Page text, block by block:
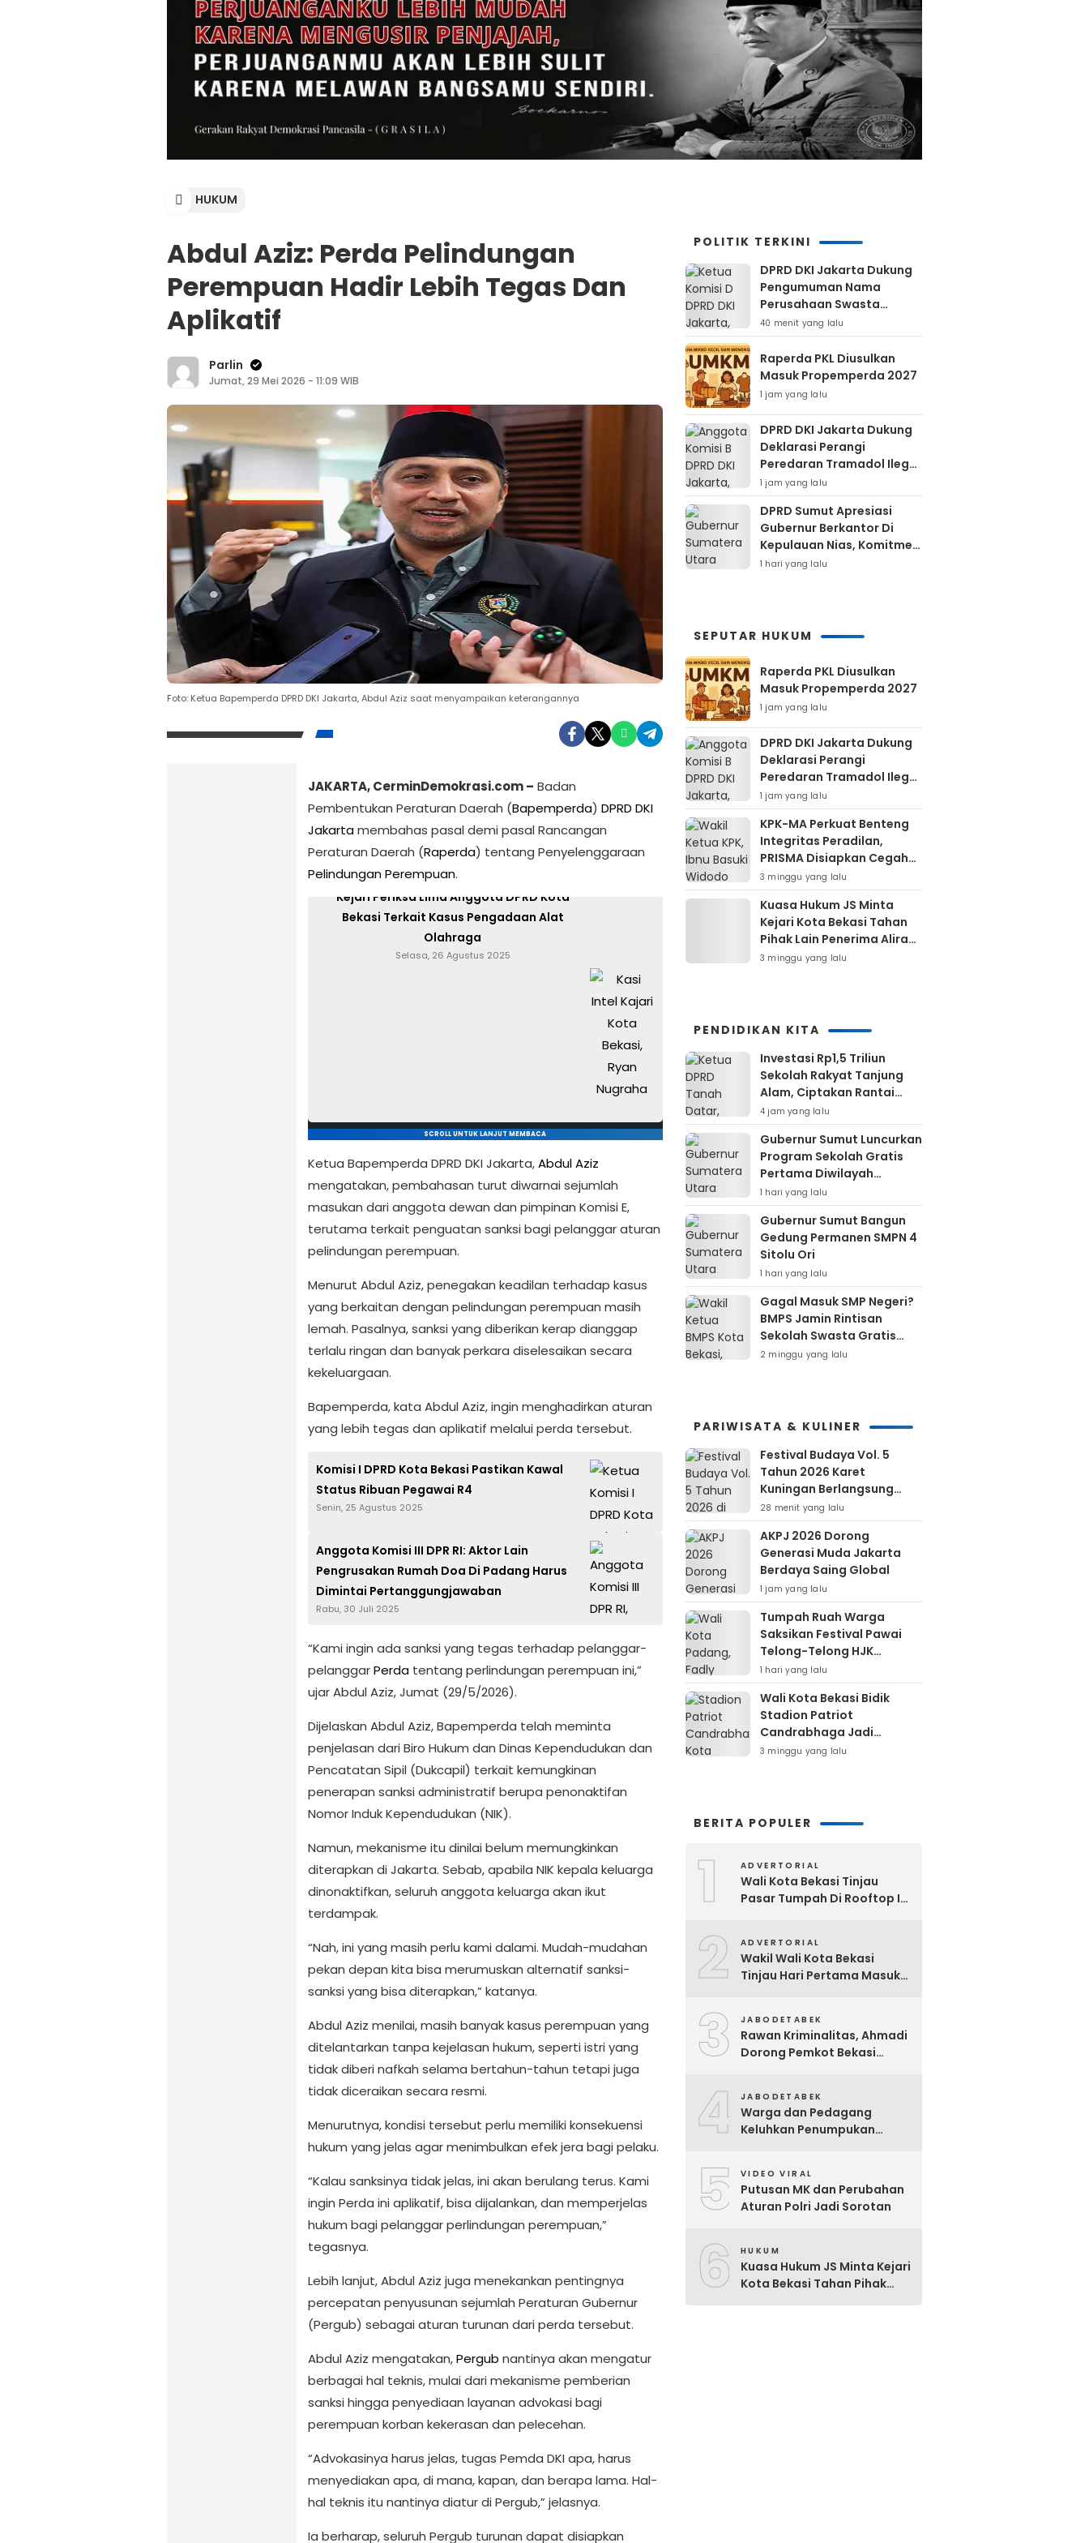
HUKUM
Abdul Aziz: Perda Pelindungan
Perempuan Hadir Lebih Tegas Dan
Aplikatif
Parlin
Jumat, 29 Mei 2026 - 11:09 WIB
Foto: Ketua Bapemperda DPRD DKI Jakarta, Abdul Aziz saat menyampaikan keterangannya
JAKARTA, CerminDemokrasi.com – Badan
Pembentukan Peraturan Daerah (Bapemperda) DPRD DKI
Jakartamembahas pasal demi pasal Rancangan
Peraturan Daerah (Raperda) tentang Penyelenggaraan
Pelindungan Perempuan.
SCROLL UNTUK LANJUT MEMBACA
Kunjungi Website Resmi Cermin Demokrasi
Kejari Periksa Lima Anggota DPRD Kota
Bekasi Terkait Kasus Pengadaan Alat
Olahraga
Selasa, 26 Agustus 2025
Ketua Bapemperda DPRD DKI Jakarta,Abdul Aziz
mengatakan, pembahasan turut diwarnai sejumlah
masukan dari anggota dewan dan pimpinan Komisi E,
terutama terkait penguatan sanksi bagi pelanggar aturan
pelindungan perempuan.
Menurut Abdul Aziz, penegakan keadilan terhadap kasus
yang berkaitan dengan pelindungan perempuan masih
lemah. Pasalnya, sanksi yang diberikan kerap dianggap
terlalu ringan dan banyak perkara diselesaikan secara
kekeluargaan.
Bapemperda, kata Abdul Aziz, ingin menghadirkan aturan
yang lebih tegas dan aplikatif melalui perda tersebut.
Komisi I DPRD Kota Bekasi Pastikan Kawal
Status Ribuan Pegawai R4
Senin, 25 Agustus 2025
Anggota Komisi III DPR RI: Aktor Lain
Pengrusakan Rumah Doa Di Padang Harus
Dimintai Pertanggungjawaban
Rabu, 30 Juli 2025
“Kami ingin ada sanksi yang tegas terhadap pelanggar-
pelanggarPerdatentang perlindungan perempuan ini,”
ujar Abdul Aziz, Jumat (29/5/2026).
Dijelaskan Abdul Aziz, Bapemperda telah meminta
penjelasan dari Biro Hukum dan Dinas Kependudukan dan
Pencatatan Sipil (Dukcapil) terkait kemungkinan
penerapan sanksi administratif berupa penonaktifan
Nomor Induk Kependudukan (NIK).
Namun, mekanisme itu dinilai belum memungkinkan
diterapkan di Jakarta. Sebab, apabila NIK kepala keluarga
dinonaktifkan, seluruh anggota keluarga akan ikut
terdampak.
“Nah, ini yang masih perlu kami dalami. Mudah-mudahan
pekan depan kita bisa merumuskan alternatif sanksi-
sanksi yang bisa diterapkan,” katanya.
Abdul Aziz menilai, masih banyak kasus perempuan yang
ditelantarkan tanpa kejelasan hukum, seperti istri yang
tidak diberi nafkah selama bertahun-tahun tetapi juga
tidak diceraikan secara resmi.
Menurutnya, kondisi tersebut perlu memiliki konsekuensi
hukum yang jelas agar menimbulkan efek jera bagi pelaku.
“Kalau sanksinya tidak jelas, ini akan berulang terus. Kami
ingin Perda ini aplikatif, bisa dijalankan, dan memperjelas
hukum bagi pelanggar perlindungan perempuan,”
tegasnya.
Lebih lanjut, Abdul Aziz juga menekankan pentingnya
percepatan penyusunan sejumlah Peraturan Gubernur
(Pergub) sebagai aturan turunan dari perda tersebut.
Abdul Aziz mengatakan,Pergub nantinya akan mengatur
berbagai hal teknis, mulai dari mekanisme pemberian
sanksi hingga penyediaan layanan advokasi bagi
perempuan korban kekerasan dan pelecehan.
“Advokasinya harus jelas, tugas Pemda DKI apa, harus
menyediakan apa, di mana, kapan, dan berapa lama. Hal-
hal teknis itu nantinya diatur di Pergub,” jelasnya.
Ia berharap, seluruh Pergub turunan dapat disiapkan
POLITIK TERKINI
DPRD DKI Jakarta Dukung
Pengumuman Nama
Perusahaan Swasta
Pembuang Sampah Ilegal
40 menit yang lalu
Raperda PKL Diusulkan
Masuk Propemperda 2027
1 jam yang lalu
DPRD DKI Jakarta Dukung
Deklarasi Perangi
Peredaran Tramadol Ilegal
Untuk Lindungi Generasi
Muda
1 jam yang lalu
DPRD Sumut Apresiasi
Gubernur Berkantor Di
Kepulauan Nias, Komitmen
Percepatan Pembangunan
1 hari yang lalu
SEPUTAR HUKUM
Raperda PKL Diusulkan
Masuk Propemperda 2027
1 jam yang lalu
DPRD DKI Jakarta Dukung
Deklarasi Perangi
Peredaran Tramadol Ilegal
Untuk Lindungi Generasi
Muda
1 jam yang lalu
KPK-MA Perkuat Benteng
Integritas Peradilan,
PRISMA Disiapkan Cegah
Korupsi Sejak Hulu
3 minggu yang lalu
Kuasa Hukum JS Minta
Kejari Kota Bekasi Tahan
Pihak Lain Penerima Aliran
Dana Rp80 Juta
3 minggu yang lalu
PENDIDIKAN KITA
Investasi Rp1,5 Triliun
Sekolah Rakyat Tanjung
Alam, Ciptakan Rantai
Ekonomi Jangka Panjang
4 jam yang lalu
Gubernur Sumut Luncurkan
Program Sekolah Gratis
Pertama Diwilayah
Kepulauan Nias
1 hari yang lalu
Gubernur Sumut Bangun
Gedung Permanen SMPN 4
Sitolu Ori
1 hari yang lalu
Gagal Masuk SMP Negeri?
BMPS Jamin Rintisan
Sekolah Swasta Gratis
Untuk Masyarakat Kota
2 minggu yang lalu
PARIWISATA & KULINER
Festival Budaya Vol. 5
Tahun 2026 Karet
Kuningan Berlangsung
Meriah
28 menit yang lalu
AKPJ 2026 Dorong
Generasi Muda Jakarta
Berdaya Saing Global
1 jam yang lalu
Tumpah Ruah Warga
Saksikan Festival Pawai
Telong-Telong HJK
Padang ke-357
1 hari yang lalu
Wali Kota Bekasi Bidik
Stadion Patriot
Candrabhaga Jadi
Kawasan Sport City Dan
3 minggu yang lalu
BERITA POPULER
1 ADVERTORIAL
Wali Kota Bekasi Tinjau
Pasar Tumpah Di Rooftop I
Disiapkan Bertahap
2 ADVERTORIAL
Wakil Wali Kota Bekasi
Tinjau Hari Pertama Masuk
Ajaran Baru 2026
3 JABODETABEK
Rawan Kriminalitas, Ahmadi
Dorong Pemkot Bekasi
4 JABODETABEK
Warga dan Pedagang
Keluhkan Penumpukan
5 VIDEO VIRAL
Putusan MK dan Perubahan
Aturan Polri Jadi Sorotan
6 HUKUM
Kuasa Hukum JS Minta Kejari
Kota Bekasi Tahan Pihak